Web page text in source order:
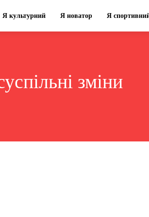
Я культурний Я новатор Я
зміни